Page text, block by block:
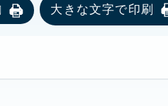
大きな文字で印刷